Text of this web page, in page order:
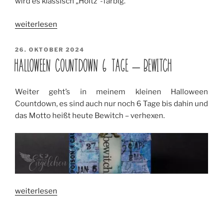
„Halloween
5
Tage
–
weiterlesen
VERÖFFENTLICHT
AM
26. OKTOBER 2024
HALLOWEEN COUNTDOWN 6 TAGE – BEWITCH
Weiter geht’s in meinem kleinen Halloween
Countdown, es sind auch nur noch 6 Tage bis dahin und
das Motto heißt heute Bewitch – verhexen.
„Halloween
weiterlesen